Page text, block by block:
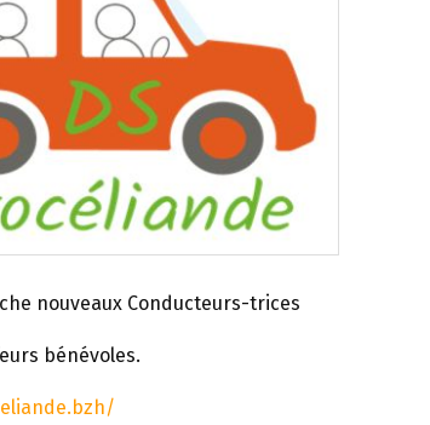
nouveaux Conducteurs-trices
bénévoles.